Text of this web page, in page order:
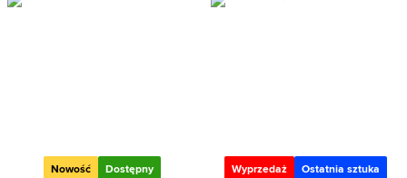
Nowość Dostępny Wyprzedaż Ostatnia sztuka